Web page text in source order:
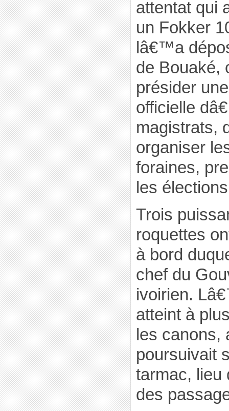
attentat qui
un Fokker
lâ€™a
de Bouaké,
présider
officielle
magistrats,
organiser
foraines,
les
Trois
roquettes
à bord
chef du
ivoirien.
atteint à
les
poursuivait
tarmac, lieu
des